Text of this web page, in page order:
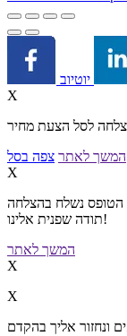
X
לסל הצעת מחיר
המשך לאתר צפה בסל
X
הטופס נשלח בהצלחה
תודה שפנית אלינו!
המשך לאתר
X
X
ונחזור אליך בהקדם